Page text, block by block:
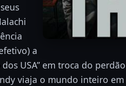
a
USA” em troca do
viaja o mundo inteiro em